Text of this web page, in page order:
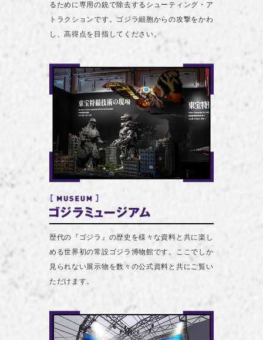
るために専用の銃で除去するシューティング・ア
トラクションです。ゴジラ細胞からの攻撃をかわ
し、高得点を目指してください。
歴代の『ゴジラ』の歴史を様々な資料と共に楽し
める世界初の常設ゴジラ博物館です。ここでしか
見られない展示物を数々の公式資料と共にご覧い
ただけます。